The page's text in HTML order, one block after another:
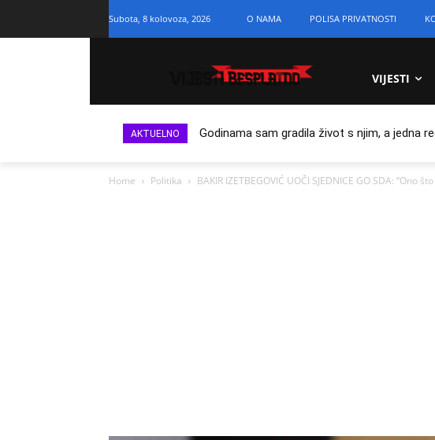
Subota, 8 kolovoza, 2026 O NAMA POLISA PRIVATNOSTI
VIJESTI
AKTUELNO Godinama sam gradila život s njim, a jedna
Home Politika BAKIR IZETBEGOVIĆ UOČI SJEDNICE GO SDA: “Ono